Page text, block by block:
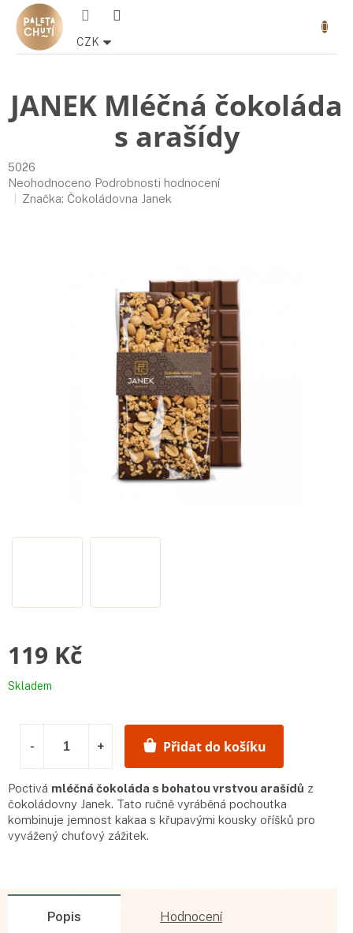
Přejít
obsah
CZK
košík
JANEK Mléčná čokoláda
s arašídy
5026
Průměrné
hodnocení
Neohodnoceno Podrobnosti hodnocení
Značka: Čokoládovna Janek
119 Kč
Měrná
Skladem
Přidat do košíku
Poctivá mléčná čokoláda s bohatou vrstvou arašídů z
čokoládovny Janek. Tato ručně vyráběná pochoutka
kombinuje jemnost kakaa s křupavými kousky oříšků pro
vyvážený chuťový zážitek.
Popis Hodnocení